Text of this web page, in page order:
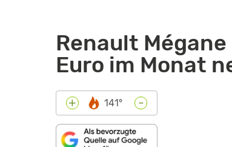
Renault
Euro im Monat
+ 141° -